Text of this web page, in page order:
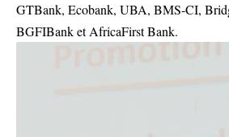
GTBank, Ecobank, UBA, BMS-CI,
BGFIBank et AfricaFirst Bank.